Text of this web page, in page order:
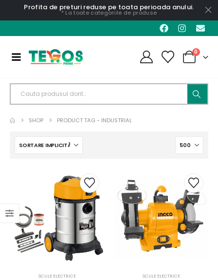
Profita de preturi reduse pe toata perioada anului.
* La toate categoriile de produse
0
SHOP PRODUCT TAG - INDUSTRIAL
SCULE ELECTRICE SCULE ELECTRICE